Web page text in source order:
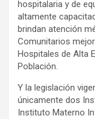
hospitalaria y de
altamente
brindan atención
Comunitarios
Hospitales de Alta
Población.
Y la legislación
únicamente dos
Instituto Materno